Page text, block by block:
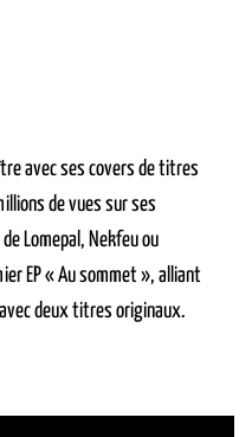
avec ses covers de titres
de vues sur ses
Lomepal, Nekfeu ou
EP « Au sommet », alliant
deux titres originaux.